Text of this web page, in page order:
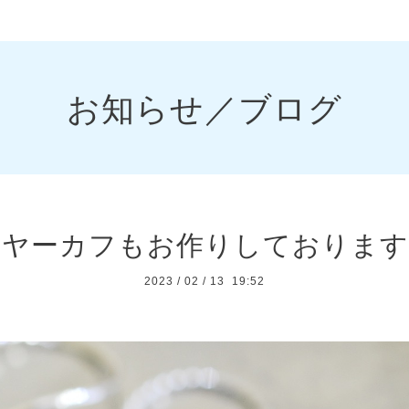
お知らせ／ブログ
ーカフもお作りしておりま
2023 / 02 / 13 19:52